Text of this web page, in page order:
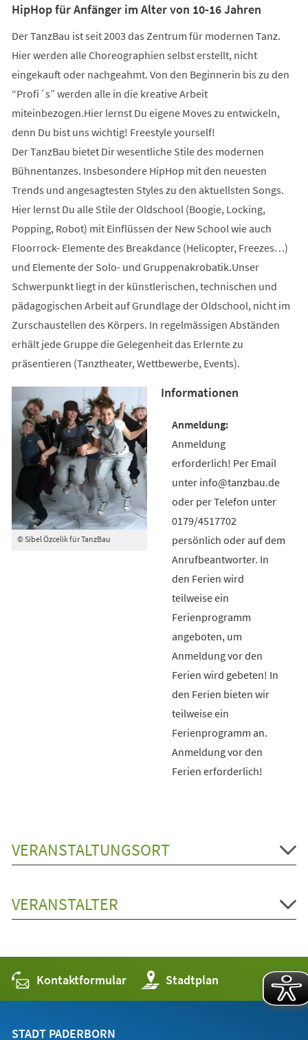
HipHop für Anfänger im Alter von 10-16 Jahren
Der TanzBau ist seit 2003 das Zentrum für modernen Tanz.
Hier werden alle Choreographien selbst erstellt, nicht
eingekauft oder nachgeahmt. Von den Beginnerin bis zu den
“Profi´s” werden alle in die kreative Arbeit
miteinbezogen.Hier lernst Du eigene Moves zu entwickeln,
denn Du bist uns wichtig! Freestyle yourself!
Der TanzBau bietet Dir wesentliche Stile des modernen
Bühnentanzes. Insbesondere HipHop mit den neuesten
Trends und angesagtesten Styles zu den aktuellsten Songs.
Hier lernst Du alle Stile der Oldschool (Boogie, Locking,
Popping, Robot) mit Einflüssen der New School wie auch
Floorrock- Elemente des Breakdance (Helicopter, Freezes…)
und Elemente der Solo- und Gruppenakrobatik.Unser
Schwerpunkt liegt in der künstlerischen, technischen und
pädagogischen Arbeit auf Grundlage der Oldschool, nicht im
Zurschaustellen des Körpers. In regelmässigen Abständen
erhält jede Gruppe die Gelegenheit das Erlernte zu
präsentieren (Tanztheater, Wettbewerbe, Events).
© Sibel Özcelik für TanzBau
Informationen
Anmeldung
erforderlich! Per Email
unter info@tanzbau.de
oder per Telefon unter
0179/4517702
persönlich oder auf dem
Anrufbeantworter. In
den Ferien wird
teilweise ein
Ferienprogramm
angeboten, um
Anmeldung vor den
Ferien wird gebeten! In
den Ferien bieten wir
teilweise ein
Ferienprogramm an.
Anmeldung vor den
Ferien erforderlich!
VERANSTALTUNGSORT
VERANSTALTER
Kontaktformular Stadtplan
(Öffnet
in
einem
STADT PADERBORN